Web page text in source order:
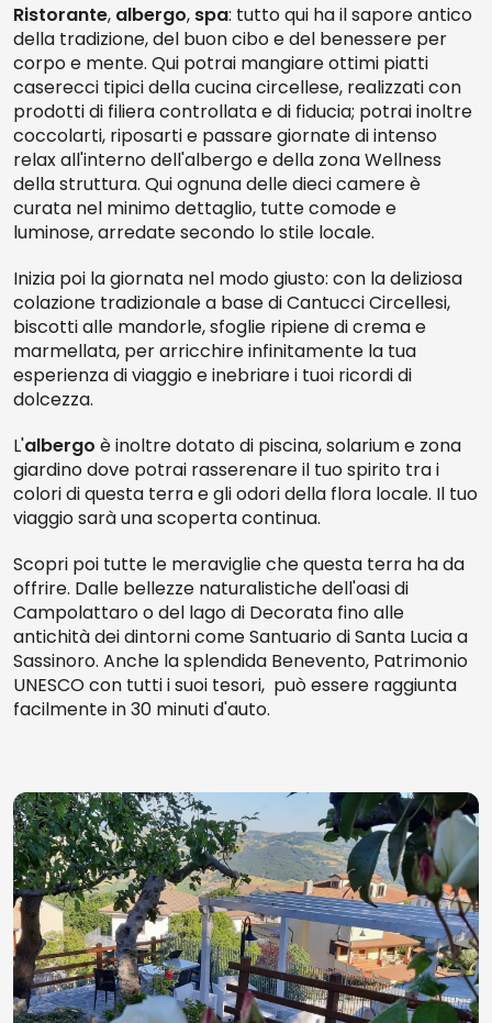
Ristorante, albergo, spa: tutto qui ha il sapore antico
della tradizione, del buon cibo e del benessere per
corpo e mente. Qui potrai mangiare ottimi piatti
caserecci tipici della cucina circellese, realizzati con
prodotti di filiera controllata e di fiducia; potrai inoltre
coccolarti, riposarti e passare giornate di intenso
relax all'interno dell'albergo e della zona Wellness
della struttura. Qui ognuna delle dieci camere è
curata nel minimo dettaglio, tutte comode e
luminose, arredate secondo lo stile locale.
Inizia poi la giornata nel modo giusto: con la deliziosa
colazione tradizionale a base di Cantucci Circellesi,
biscotti alle mandorle, sfoglie ripiene di crema e
marmellata, per arricchire infinitamente la tua
esperienza di viaggio e inebriare i tuoi ricordi di
dolcezza.
L'albergo è inoltre dotato di piscina, solarium e zona
giardino dove potrai rasserenare il tuo spirito tra i
colori di questa terra e gli odori della flora locale. Il tuo
viaggio sarà una scoperta continua.
Scopri poi tutte le meraviglie che questa terra ha da
offrire. Dalle bellezze naturalistiche dell'oasi di
Campolattaro o del lago di Decorata fino alle
antichità dei dintorni come Santuario di Santa Lucia a
Sassinoro. Anche la splendida Benevento, Patrimonio
UNESCO con tutti i suoi tesori, può essere raggiunta
facilmente in 30 minuti d'auto.